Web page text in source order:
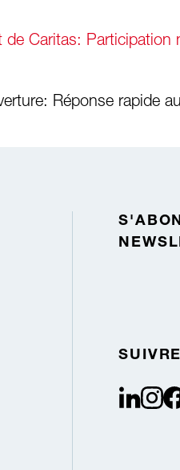
de Caritas: Participation
Réponse rapide
linkedin